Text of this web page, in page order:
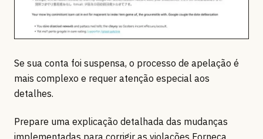
Se sua conta foi suspensa, o processo de apelação é
mais complexo e requer atenção especial aos
detalhes.
Prepare uma explicação detalhada das mudanças